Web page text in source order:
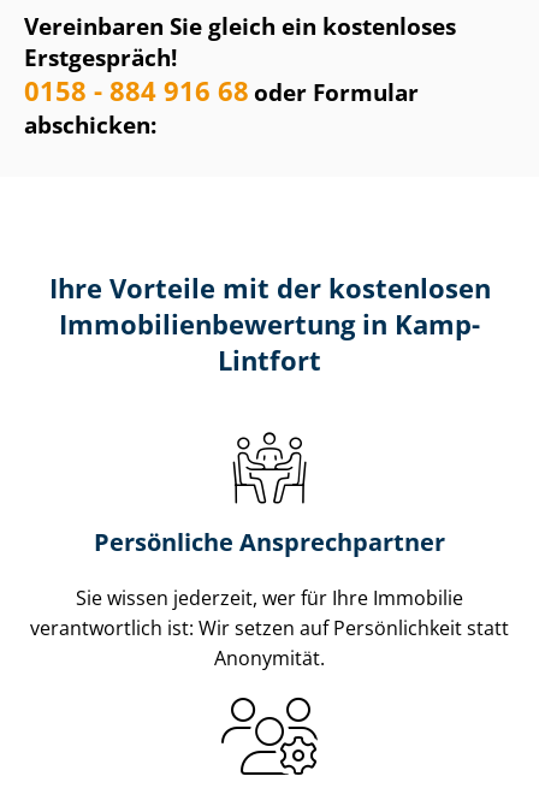
Vereinbaren Sie gleich ein kostenloses
Erstgespräch!
0158 - 884 916 68oder Formular
abschicken:
Ihre Vorteile mit der kostenlosen
Im­mo­bi­li­en­be­wer­tung in Kamp-
Lintfort
Persönliche Ansprechpartner
Sie wissen jederzeit, wer für Ihre Immobilie
verantwortlich ist: Wir setzen auf Persönlichkeit statt
Anonymität.